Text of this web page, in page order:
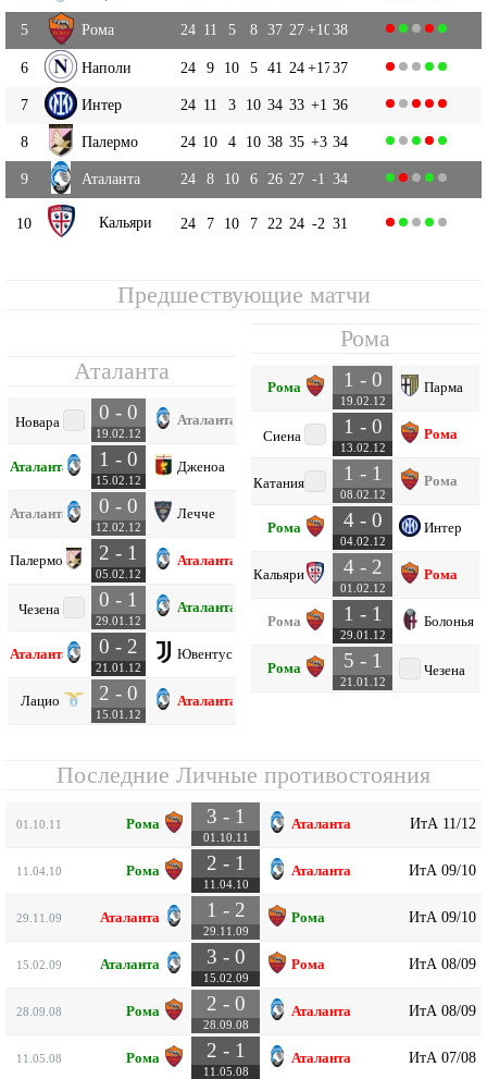
5 Рома 24 11 5 8 37 27+1038
6 Наполи 24 9 10 5 41 24+1737
7 Интер 24 11 3 10 34 33 +1 36
8 Палермо 24 10 4 10 38 35 +3 34
9 Аталанта 24 8 10 6 26 27 -1 34
10 Кальяри 24 7 10 7 22 24 -2 31
Предшествующие матчи
Аталанта
Новара 0 - 0
19.02.12
Аталанта
Аталанта 1 - 0
15.02.12
Дженоа
Аталанта 0 - 0
12.02.12
Лечче
Палермо 2 - 1
05.02.12
Аталанта
Чезена 0 - 1
29.01.12
Аталанта
Аталанта 0 - 2
21.01.12
Ювентус
Лацио 2 - 0
15.01.12
Аталанта
Рома
Рома 1 - 0
19.02.12
Парма
Сиена 1 - 0
13.02.12
Рома
Катания 1 - 1
08.02.12
Рома
Рома 4 - 0
04.02.12
Интер
Кальяри 4 - 2
01.02.12
Рома
Рома 1 - 1
29.01.12
Болонья
Рома 5 - 1
21.01.12
Чезена
Последние Личные противостояния
01.10.11 Рома 3 - 1
01.10.11
Аталанта ИтА 11/12
11.04.10 Рома 2 - 1
11.04.10
Аталанта ИтА 09/10
29.11.09 Аталанта 1 - 2
29.11.09
Рома ИтА 09/10
15.02.09 Аталанта 3 - 0
15.02.09
Рома ИтА 08/09
28.09.08 Рома 2 - 0
28.09.08
Аталанта ИтА 08/09
11.05.08 Рома 2 - 1
11.05.08
Аталанта ИтА 07/08